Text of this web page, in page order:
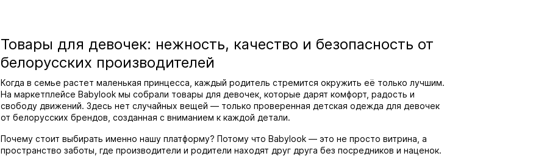
Товары для девочек: нежность, качество и безопасность от
белорусских производителей
Когда в семье растет маленькая принцесса, каждый родитель стремится окружить её только лучшим.
На маркетплейсе Babylook мы собрали товары для девочек, которые дарят комфорт, радость и
свободу движений. Здесь нет случайных вещей — только проверенная детская одежда для девочек
от белорусских брендов, созданная с вниманием к каждой детали.
Почему стоит выбирать именно нашу платформу? Потому что Babylook — это не просто витрина, а
пространство заботы, где производители и родители находят друг друга без посредников и наценок.